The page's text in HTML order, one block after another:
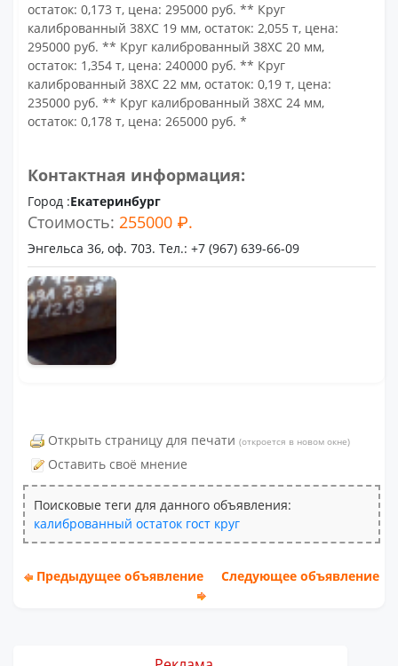
остаток: 0,173 т, цена: 295000 руб. ** Круг
калиброванный 38ХС 19 мм, остаток: 2,055 т, цена:
295000 руб. ** Круг калиброванный 38ХС 20 мм,
остаток: 1,354 т, цена: 240000 руб. ** Круг
калиброванный 38ХС 22 мм, остаток: 0,19 т, цена:
235000 руб. ** Круг калиброванный 38ХС 24 мм,
остаток: 0,178 т, цена: 265000 руб. *
Контактная информация:
Город :Екатеринбург
Стоимость:255000 ₽.
Энгельса 36, оф. 703. Тел.: +7 (967) 639-66-09
Открыть страницу для печати (откроется в новом окне)
Оставить своё мнение
Поисковые теги для данного объявления:
калиброванный остаток гост круг
Предыдущее объявление Следующее объявление